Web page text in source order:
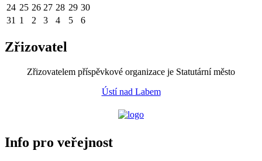
24 25 26 27 28 29 30
31 1 2 3 4 5 6
Zřizovatel
Zřizovatelem příspěvkové organizace je Statutární město
Ústí nad Labem
Info pro veřejnost